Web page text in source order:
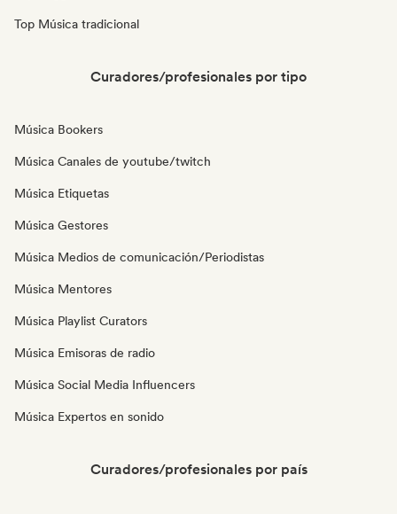
Top Música tradicional
Curadores/profesionales por tipo
Música Bookers
Música Canales de youtube/twitch
Música Etiquetas
Música Gestores
Música Medios de comunicación/Periodistas
Música Mentores
Música Playlist Curators
Música Emisoras de radio
Música Social Media Influencers
Música Expertos en sonido
Curadores/profesionales por país